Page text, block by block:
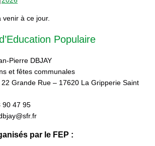
à ce jour.
Populaire
Pierre DBJAY
et fêtes communales
Grande Rue – 17620 La Gripperie Saint
90 47 95
par le FEP :